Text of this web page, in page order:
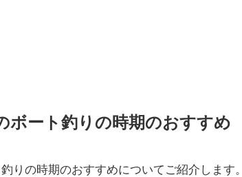
ボート釣りの時期のおすすめ
りの時期のおすすめについてご紹介します。